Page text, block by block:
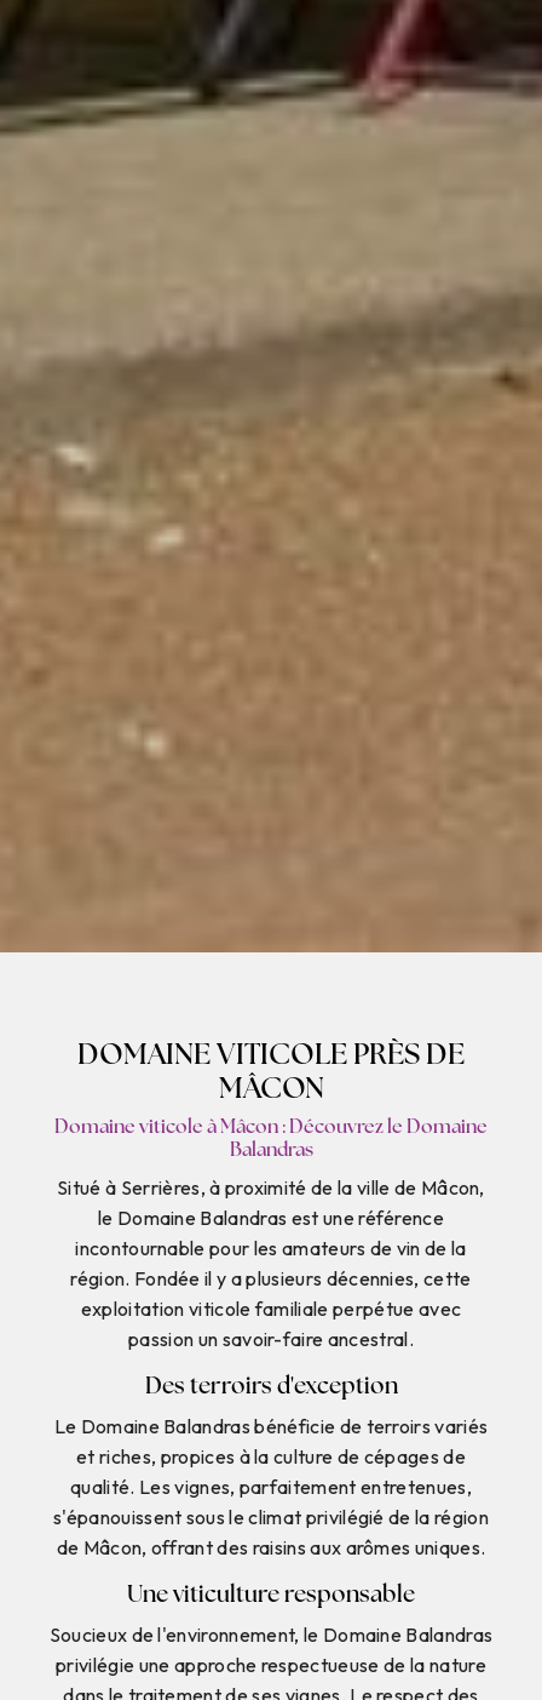
DOMAINE VITICOLE PRÈS DE
MÂCON
Domaine viticole à Mâcon : Découvrez le Domaine
Balandras
Situé à Serrières, à proximité de la ville de Mâcon,
le Domaine Balandras est une référence
incontournable pour les amateurs de vin de la
région. Fondée il y a plusieurs décennies, cette
exploitation viticole familiale perpétue avec
passion un savoir-faire ancestral.
Des terroirs d'exception
Le Domaine Balandras bénéficie de terroirs variés
et riches, propices à la culture de cépages de
qualité. Les vignes, parfaitement entretenues,
s'épanouissent sous le climat privilégié de la région
de Mâcon, offrant des raisins aux arômes uniques.
Une viticulture responsable
Soucieux de l'environnement, le Domaine Balandras
privilégie une approche respectueuse de la nature